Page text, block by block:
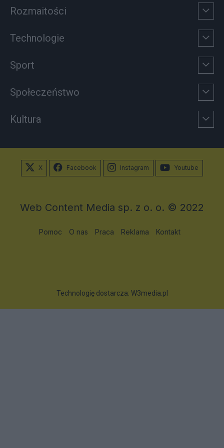
Rozmaitości
Technologie
Sport
Społeczeństwo
Kultura
X Facebook Instagram Youtube
Web Content Media sp. z o. o. © 2022
Pomoc O nas Praca Reklama Kontakt
Technologię dostarcza: W3media.pl